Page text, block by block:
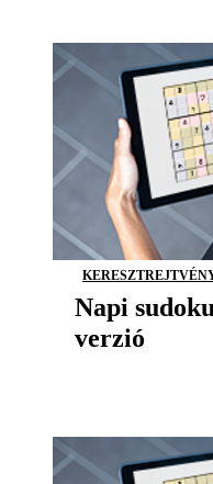
Napi
verzió